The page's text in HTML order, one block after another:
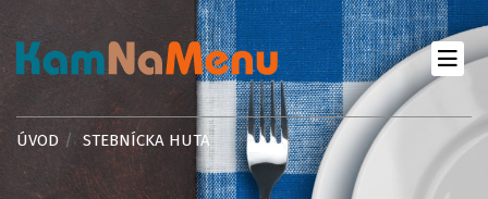
ÚVOD STEBNÍCKA HUTA